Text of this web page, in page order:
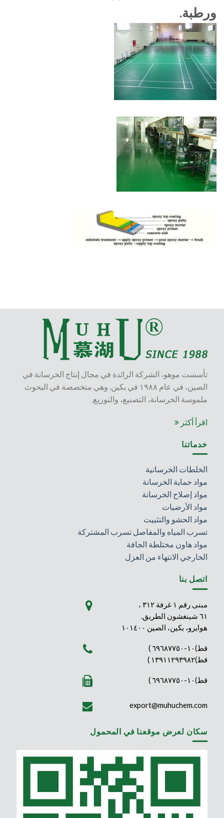
ورطبة.
تأسست موهو، الشركة الرائدة في مجال إنتاج الخرسانة في
الصين، في عام ١٩٨٨ في بكين. وهي متخصصة في البحوث
ملموسة الخرسانة، التصنيع، والتوزيع.
اقرأ أكثر
خدماتنا
الخلطات الخرسانية
مواد حماية الخرسانة
مواد إصلاح الخرسانة
مواد الأرضيات
مواد الحشو والتثبيت
تسرب المياه والمفاصل تسرب المشتركة
مواد هاون مختلطة الجافة
الخارجي الانتهاء من العزل
اتصل بنا
مبنى رقم ١ غرفة ٣١٢ ،
٦١ شينغشون الطريق.
هوايرو، بكين، الصين ١٠١٤٠٠
قط)١٠-٦٩٦٨٧٧٥٠ )
قط)١٣٩١١٢٩٣٩٨٢ )
قط)١٠-٦٩٦٨٧٧٥٠ )
export@muhuchem.com
سكان لعرض موقعنا في المحمول